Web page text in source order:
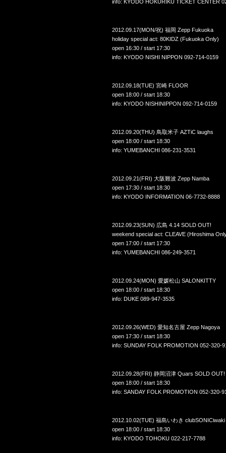
info: KYODO HOKURIKU TICKET CENTER
2012.09.17(MON/祝) 福岡 Zepp Fukuoka
holiday special act: 80KIDZ (Fukuoka Only)
open 16:30 / start 17:30
info: KYODO NISHI NIPPON 092-714-0159
2012.09.18(TUE) 宮崎 FLOOR
open 18:00 / start 18:30
info: KYODO NISHINIPPON 092-714-0159
2012.09.20(THU) 鳥取米子 AZTiC laughs
open 18:00 / start 18:30
info: YUMEBANCHI 086-231-3531
2012.09.21(FRI) 大阪難波 Zepp Namba
open 17:30 / start 18:30
info: KYODO INFORMATION 06-7732-8888
2012.09.23(SUN) 広島 4.14 SOLD OUT!
weekend special act: CLEAVE (Hiroshima
open 17:00 / start 17:30
info: YUMEBANCHI 086-249-3571
2012.09.24(MON) 愛媛松山 SALONKITTY
open 18:00 / start 18:30
info: DUKE 089-947-3535
2012.09.26(WED) 愛知名古屋 Zepp Nagoya
open 17:30 / start 18:30
info: SUNDAY FOLK PROMOTION 052-320-
2012.09.28(FRI) 静岡沼津 Quars SOLD OUT!
open 18:00 / start 18:30
info: SANDAY FOLK PROMOTION 052-320-
2012.10.02(TUE) 福島いわき clubSONICiwaki
open 18:00 / start 18:30
info: KYODO TOHOKU 022-217-7788